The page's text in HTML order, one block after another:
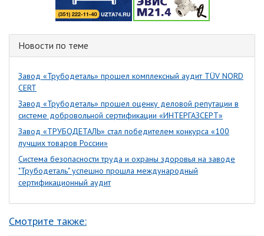
Новости по теме
Завод «Трубодеталь» прошел комплексный аудит TÜV NORD
CERT
Завод «Трубодеталь» прошел оценку деловой репутации в
системе добровольной сертификации «ИНТЕРГАЗСЕРТ»
Завод «ТРУБОДЕТАЛЬ» стал победителем конкурса «100
лучших товаров России»
Система безопасности труда и охраны здоровья на заводе
"Трубодеталь" успешно прошла международный
сертификационный аудит
Смотрите также: